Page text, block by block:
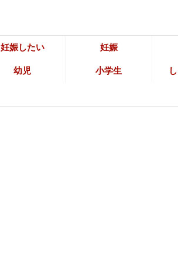
妊娠したい 妊娠
幼児 小学生